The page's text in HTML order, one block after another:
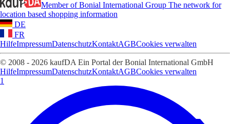
Member of Bonial International Group The network for
location based shopping information
DE
FR
HilfeImpressumDatenschutzKontaktAGBCookies verwalten
© 2008 - 2026 kaufDA Ein Portal der Bonial International GmbH
HilfeImpressumDatenschutzKontaktAGBCookies verwalten
1